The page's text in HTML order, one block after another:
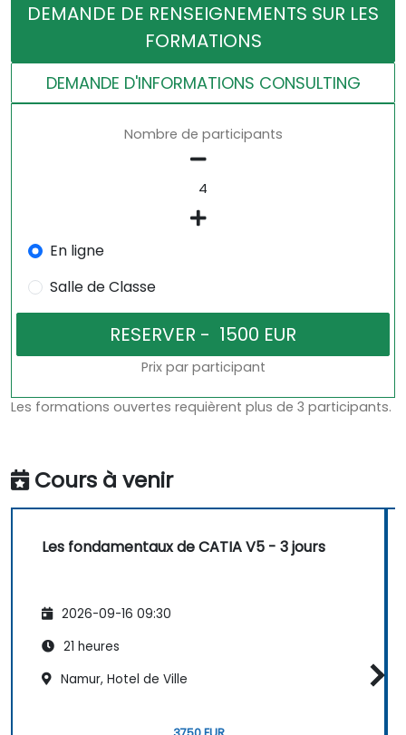
DEMANDE DE RENSEIGNEMENTS SUR LES
FORMATIONS
DEMANDE D'INFORMATIONS CONSULTING
Nombre de participants
En ligne
Salle de Classe
Prix par participant
Les formations ouvertes requièrent plus de 3 participants.
Cours à venir
Les fondamentaux de CATIA V5 - 3 jours
2026-09-16 09:30
21 heures
Namur, Hotel de Ville